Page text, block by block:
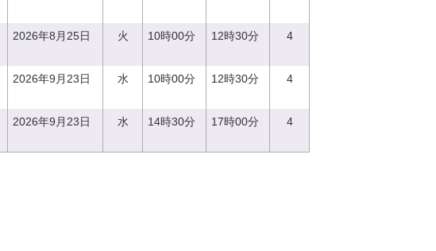
2026年8月25日 火 10時00分 12時30分 4
2026年9月23日 水 10時00分 12時30分 4
2026年9月23日 水 14時30分 17時00分 4